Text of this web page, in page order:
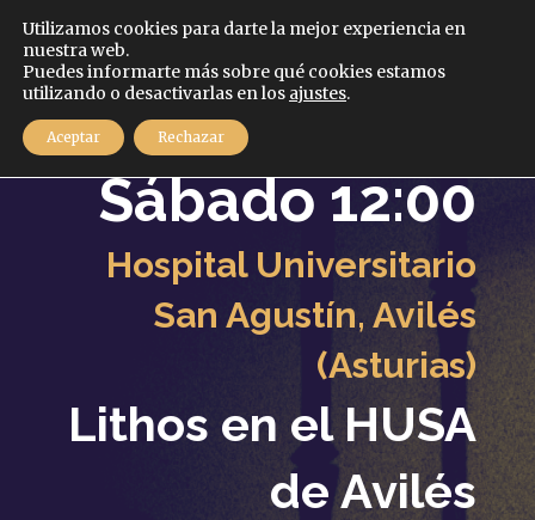
MENÚ
Sábado 12:00
Hospital Universitario
San Agustín, Avilés
(Asturias)
Lithos en el HUSA
de Avilés
Español
Utilizamos cookies para darte la mejor experiencia en
nuestra web.
Puedes informarte más sobre qué cookies estamos
utilizando o desactivarlas en los ajustes.
Aceptar Rechazar